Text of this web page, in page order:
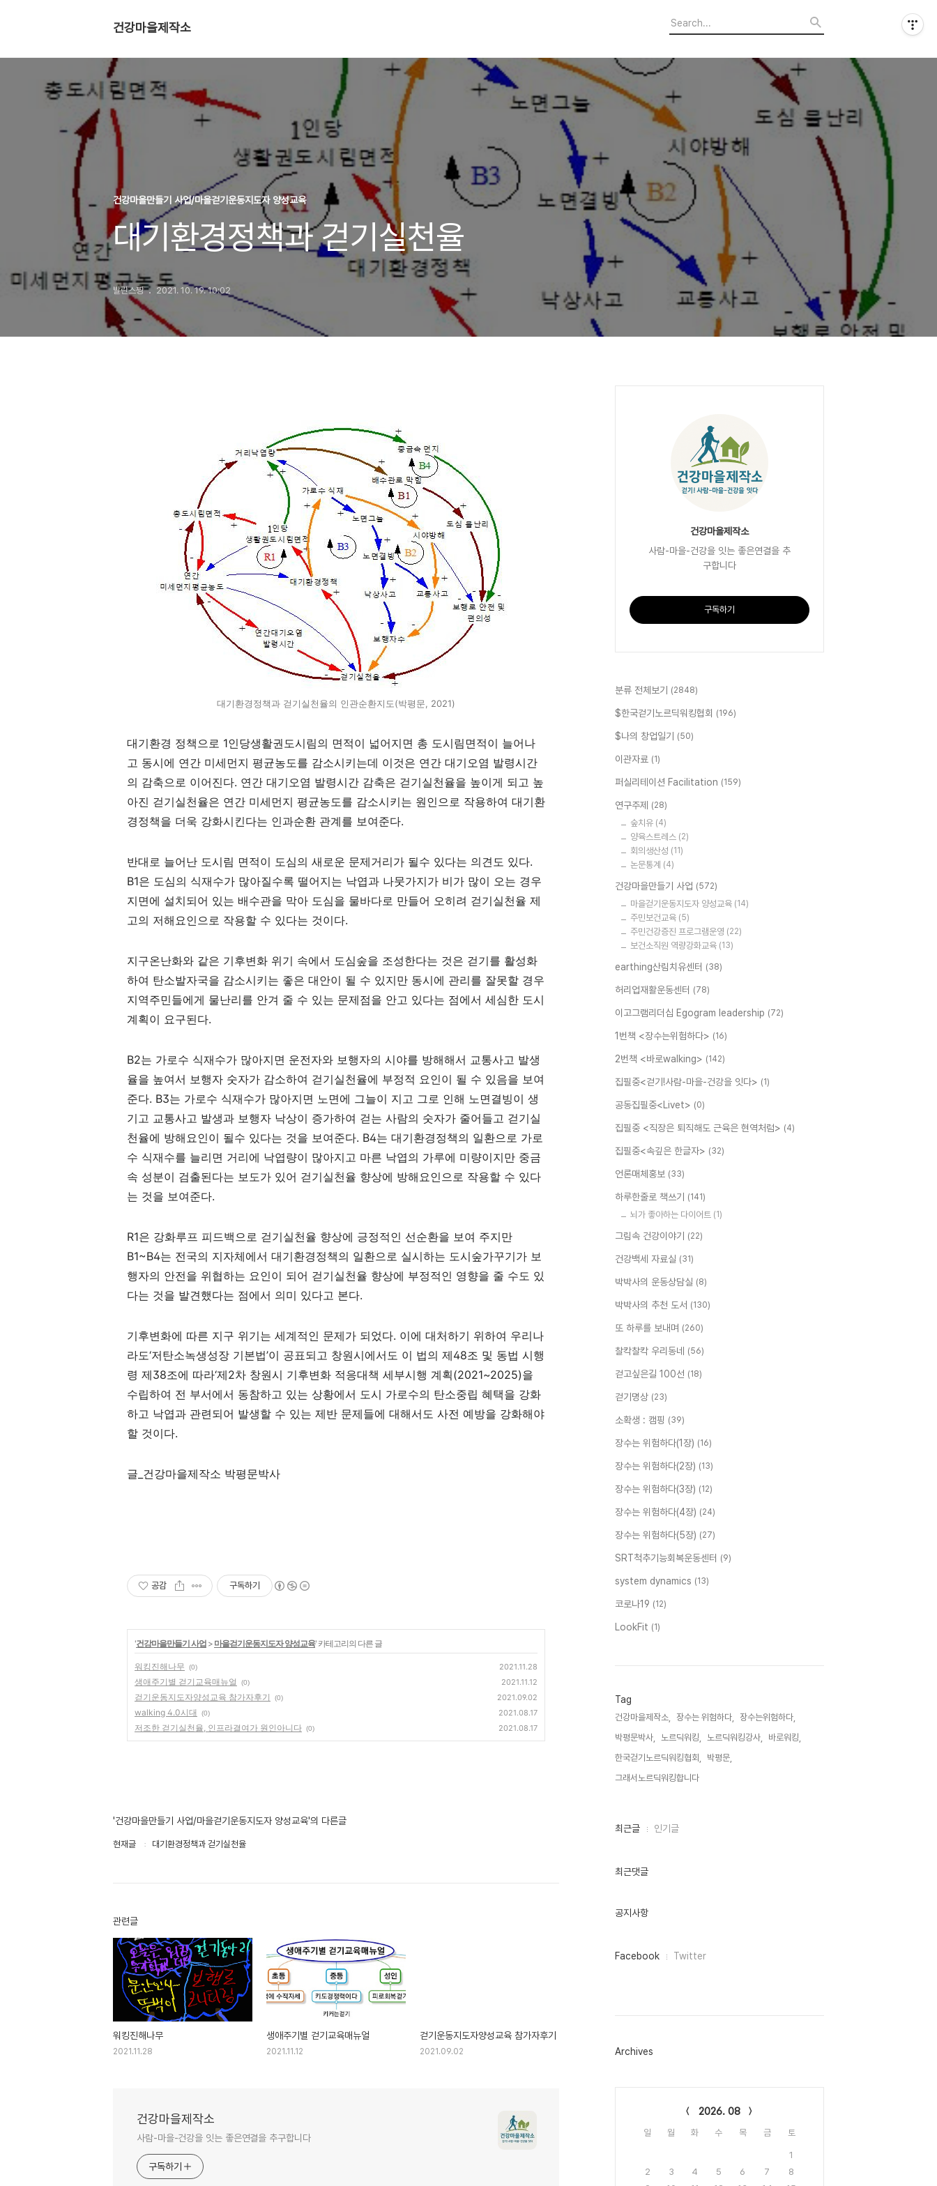
건강마을제작소
건강마을만들기 사업/마을걷기운동지도자 양성교육
대기환경정책과 걷기실천율
발란스짱 2021. 10. 19. 10:02
대기환경정책과 걷기실천율의 인관순환지도(박평문, 2021)
대기환경 정책으로 1인당생활권도시림의 면적이 넓어지면 총 도시림면적이 늘어나
고 동시에 연간 미세먼지 평균농도를 감소시키는데 이것은 연간 대기오염 발령시간
의 감축으로 이어진다. 연간 대기오염 발령시간 감축은 걷기실천율을 높이게 되고 높
아진 걷기실천율은 연간 미세먼지 평균농도를 감소시키는 원인으로 작용하여 대기환
경정책을 더욱 강화시킨다는 인과순환 관계를 보여준다.
반대로 늘어난 도시림 면적이 도심의 새로운 문제거리가 될수 있다는 의견도 있다.
B1은 도심의 식재수가 많아질수록 떨어지는 낙엽과 나뭇가지가 비가 많이 오는 경우
지면에 설치되어 있는 배수관을 막아 도심을 물바다로 만들어 오히려 걷기실천율 제
고의 저해요인으로 작용할 수 있다는 것이다.
지구온난화와 같은 기후변화 위기 속에서 도심숲을 조성한다는 것은 걷기를 활성화
하여 탄소발자국을 감소시키는 좋은 대안이 될 수 있지만 동시에 관리를 잘못할 경우
지역주민들에게 물난리를 안겨 줄 수 있는 문제점을 안고 있다는 점에서 세심한 도시
계획이 요구된다.
B2는 가로수 식재수가 많아지면 운전자와 보행자의 시야를 방해해서 교통사고 발생
율을 높여서 보행자 숫자가 감소하여 걷기실천율에 부정적 요인이 될 수 있음을 보여
준다. B3는 가로수 식재수가 많아지면 노면에 그늘이 지고 그로 인해 노면결빙이 생
기고 교통사고 발생과 보행자 낙상이 증가하여 걷는 사람의 숫자가 줄어들고 걷기실
천율에 방해요인이 될수 있다는 것을 보여준다. B4는 대기환경정책의 일환으로 가로
수 식재수를 늘리면 거리에 낙엽량이 많아지고 마른 낙엽의 가루에 미량이지만 중금
속 성분이 검출된다는 보도가 있어 걷기실천율 향상에 방해요인으로 작용할 수 있다
는 것을 보여준다.
R1은 강화루프 피드백으로 걷기실천율 향상에 긍정적인 선순환을 보여 주지만
B1~B4는 전국의 지자체에서 대기환경정책의 일환으로 실시하는 도시숲가꾸기가 보
행자의 안전을 위협하는 요인이 되어 걷기실천율 향상에 부정적인 영향을 줄 수도 있
다는 것을 발견했다는 점에서 의미 있다고 본다.
기후변화에 따른 지구 위기는 세계적인 문제가 되었다. 이에 대처하기 위하여 우리나
라도‘저탄소녹생성장 기본법’이 공표되고 창원시에서도 이 법의 제48조 및 동법 시행
령 제38조에 따라‘제2차 창원시 기후변화 적응대책 세부시행 계획(2021~2025)을
수립하여 전 부서에서 동참하고 있는 상황에서 도시 가로수의 탄소중립 혜택을 강화
하고 낙엽과 관련되어 발생할 수 있는 제반 문제들에 대해서도 사전 예방을 강화해야
할 것이다.
글_건강마을제작소 박평문박사
공감 구독하기
'건강마을만들기 사업 > 마을걷기운동지도자 양성교육' 카테고리의 다른 글
워킹진해나무 (0) 2021.11.28
생애주기별 걷기교육매뉴얼 (0) 2021.11.12
걷기운동지도자양성교육 참가자후기 (0) 2021.09.02
walking 4.0시대 (0) 2021.08.17
저조한 걷기실천율, 인프라결여가 원인아니다 (0) 2021.08.17
'건강마을만들기 사업/마을걷기운동지도자 양성교육'의 다른글
현재글 대기환경정책과 걷기실천율
관련글
워킹진해나무
2021.11.28
생애주기별 걷기교육매뉴얼
2021.11.12
걷기운동지도자양성교육 참가자후기
2021.09.02
건강마을제작소
사람-마을-건강을 잇는 좋은연결을 추구합니다
구독하기
건강마을제작소
사람-마을-건강을 잇는 좋은연결을 추
구합니다
구독하기
분류 전체보기 (2848)
$한국걷기노르딕워킹협회 (196)
$나의 창업일기 (50)
이관자료 (1)
퍼실리테이션 Facilitation (159)
연구주제 (28)
숲치유 (4)
양육스트레스 (2)
회의생산성 (11)
논문통계 (4)
건강마을만들기 사업 (572)
마을걷기운동지도자 양성교육 (14)
주민보건교육 (5)
주민건강증진 프로그램운영 (22)
보건소직원 역량강화교육 (13)
earthing산림치유센터 (38)
허리업재활운동센터 (78)
이고그램리더십 Egogram leadership (72)
1번책 <장수는위험하다> (16)
2번책 <바로walking> (142)
집필중<걷기!사람-마을-건강을 잇다> (1)
공동집필중<Livet> (0)
집필중 <직장은 퇴직해도 근육은 현역처럼> (4)
집필중<속깊은 한글자> (32)
언론매체홍보 (33)
하루한줄로 책쓰기 (141)
뇌가 좋아하는 다이어트 (1)
그림속 건강이야기 (22)
건강백세 자료실 (31)
박박사의 운동상담실 (8)
박박사의 추천 도서 (130)
또 하루를 보내며 (260)
찰칵찰칵 우리동네 (56)
걷고싶은길 100선 (18)
걷기명상 (23)
소확생 : 캠핑 (39)
장수는 위험하다(1장) (16)
장수는 위험하다(2장) (13)
장수는 위험하다(3장) (12)
장수는 위험하다(4장) (24)
장수는 위험하다(5장) (27)
SRT척추기능회복운동센터 (9)
system dynamics (13)
코로나19 (12)
LookFit (1)
Tag
건강마을제작소, 장수는 위험하다,
장수는위험하다,
박평문박사,
노르딕워킹, 노르딕워킹강사,
바로워킹,
한국걷기노르딕워킹협회,
박평문,
그래서노르딕워킹합니다,
최
인
최근글 인기글
최근댓글
공지사항
페
그
Facebook Twitter
Archives
2026. 08
일 월 화 수 목 금 토
1
2
3 4 5 6 7
8